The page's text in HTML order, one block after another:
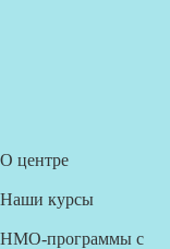
О центре
Наши курсы
НМО-программы с